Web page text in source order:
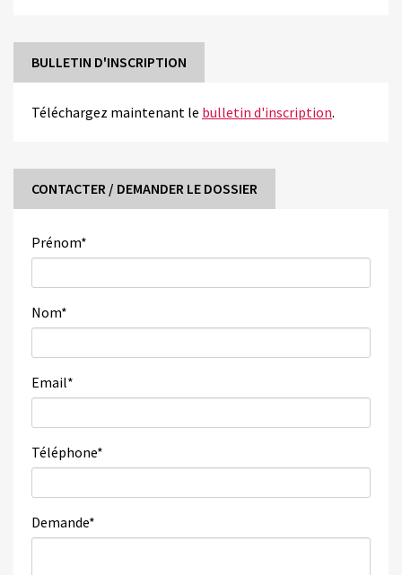
BULLETIN D'INSCRIPTION
Téléchargez maintenant le bulletin d'inscription.
CONTACTER / DEMANDER LE DOSSIER
Prénom*
Nom*
Email*
Téléphone*
Demande*